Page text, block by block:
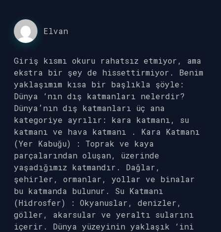
Elvan
Giriş kısmı okuru rahatsız etmiyor, ama
ekstra bir şey de hissettirmiyor. Benim
yaklaşımım kısa bir başlıkla şöyle:
Dünya ‘nın dış katmanları nelerdir?
Dünya’nın dış katmanları üç ana
kategoriye ayrılır: kara katmanı, su
katmanı ve hava katmanı . Kara Katmanı
(Yer Kabuğu) : Toprak ve kaya
parçalarından oluşan, üzerinde
yaşadığımız katmandır. Dağlar,
şehirler, ormanlar, yollar ve binalar
bu katmanda bulunur. Su Katmanı
(Hidrosfer) : Okyanuslar, denizler,
göller, akarsular ve yeraltı sularını
içerir. Dünya yüzeyinin yaklaşık ‘ini